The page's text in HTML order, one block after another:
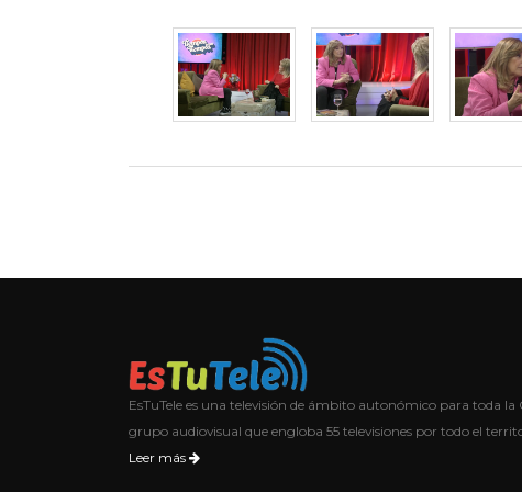
EsTuTele es una televisión de ámbito autonómico para toda
grupo audiovisual que engloba 55 televisiones por todo el
Leer más